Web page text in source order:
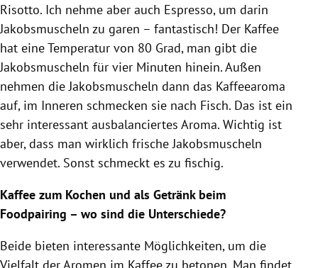
Risotto. Ich nehme aber auch Espresso, um darin
Jakobsmuscheln zu garen – fantastisch! Der Kaffee
hat eine Temperatur von 80 Grad, man gibt die
Jakobsmuscheln für vier Minuten hinein. Außen
nehmen die Jakobsmuscheln dann das Kaffeearoma
auf, im Inneren schmecken sie nach Fisch. Das ist ein
sehr interessant ausbalanciertes Aroma. Wichtig ist
aber, dass man wirklich frische Jakobsmuscheln
verwendet. Sonst schmeckt es zu fischig.
Kaffee zum Kochen und als Getränk beim
Foodpairing – wo sind die Unterschiede?
Beide bieten interessante Möglichkeiten, um die
Vielfalt der Aromen im Kaffeezu betonen. Man findet